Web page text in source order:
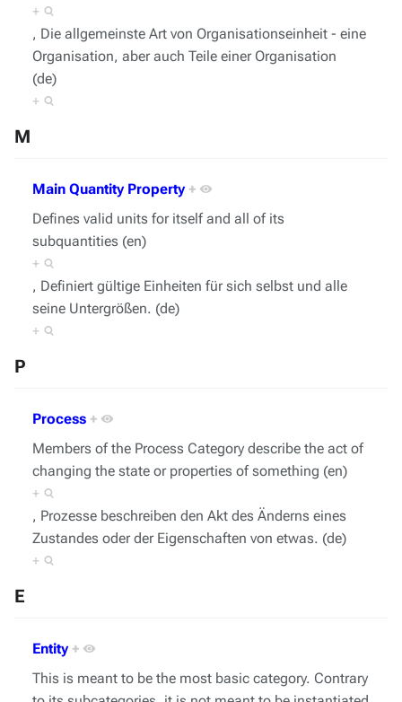
+
, Die allgemeinste Art von Organisationseinheit - eine
Organisation, aber auch Teile einer Organisation
(de)
+
M
Main Quantity Property +
Defines valid units for itself and all of its
subquantities (en)
+
, Definiert gültige Einheiten für sich selbst und alle
seine Untergrößen. (de)
+
P
Process +
Members of the Process Category describe the act of
changing the state or properties of something (en)
+
, Prozesse beschreiben den Akt des Änderns eines
Zustandes oder der Eigenschaften von etwas. (de)
+
E
Entity +
This is meant to be the most basic category. Contrary